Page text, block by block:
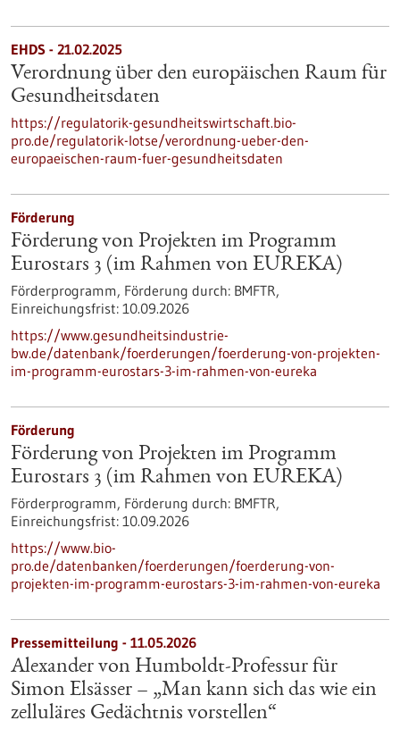
EHDS - 21.02.2025
Verordnung über den europäischen Raum für
Gesundheitsdaten
https://regulatorik-gesundheitswirtschaft.bio-
pro.de/regulatorik-lotse/verordnung-ueber-den-
europaeischen-raum-fuer-gesundheitsdaten
Förderung
Förderung von Projekten im Programm
Eurostars 3 (im Rahmen von EUREKA)
Förderprogramm, Förderung durch: BMFTR,
Einreichungsfrist: 10.09.2026
https://www.gesundheitsindustrie-
bw.de/datenbank/foerderungen/foerderung-von-projekten-
im-programm-eurostars-3-im-rahmen-von-eureka
Förderung
Förderung von Projekten im Programm
Eurostars 3 (im Rahmen von EUREKA)
Förderprogramm, Förderung durch: BMFTR,
Einreichungsfrist: 10.09.2026
https://www.bio-
pro.de/datenbanken/foerderungen/foerderung-von-
projekten-im-programm-eurostars-3-im-rahmen-von-eureka
Pressemitteilung - 11.05.2026
Alexander von Humboldt-Professur für
Simon Elsässer – „Man kann sich das wie ein
zelluläres Gedächtnis vorstellen“